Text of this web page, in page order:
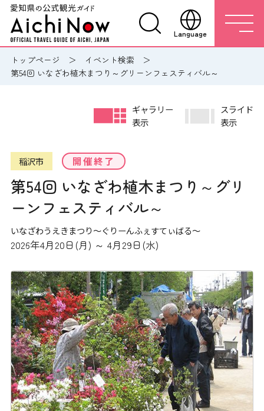
Language
トップページ
イベント検索
第54回 いなざわ植木まつり～グリーンフェスティバル～
稲沢市 開催終了
第54回 いなざわ植木まつり～グリ
ーンフェスティバル～
いなざわうえきまつり～ぐりーんふぇすてぃばる～
2026年4月20日(月) ～ 4月29日(水)
ギャラリー
表示
スライド
表示